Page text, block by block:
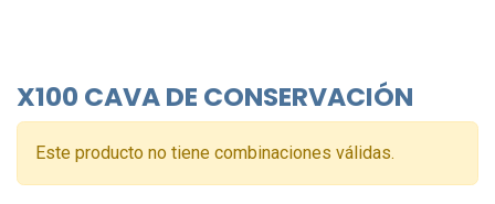
X100 CAVA DE CONSERVACIÓN
Este producto no tiene combinaciones válidas.